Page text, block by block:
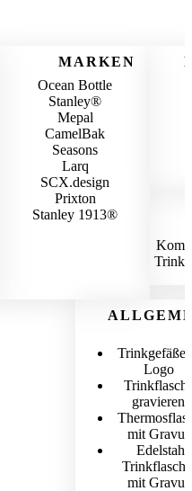
MARKEN
Ocean Bottle
Stanley®
Mepal
CamelBak
Seasons
Larq
SCX.design
Prixton
Stanley 1913®
Trinkgefäße
Logo
gravieren
mit Gravur
Edelstahl
mit Gravur